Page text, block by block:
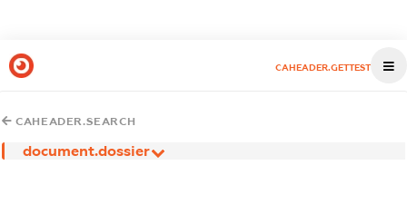
CAHEADER.GETTEST
CAHEADER.SEARCH
document.dossier